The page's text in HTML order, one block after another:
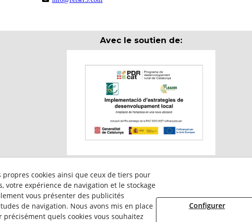
Avec le soutien de:
participa en el programa per a la contractació de persones en situació de
pel Servei Públic d’Ocupació de Catalunya i amb el cofinançament del Fons
propres cookies ainsi que ceux de tiers pour
votre expérience de navigation et le stockage
vous présenter des publicités
de navigation. Nous avons mis en place
quels cookies vous souhaitez
Configurer